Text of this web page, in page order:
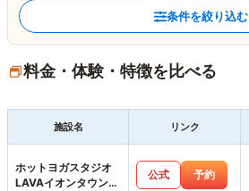
条件を絞り込む
料金・体験・特徴を比べる
施設名 リンク
ホットヨガスタジオ
LAVAイオンタウン黒
公式 予約